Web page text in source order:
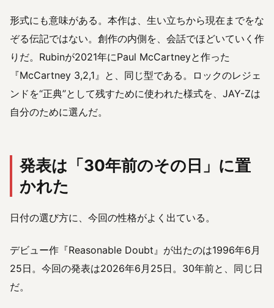
形式にも意味がある。本作は、生い立ちから現在までをな
ぞる伝記ではない。創作の内側を、会話でほどいていく作
りだ。Rubinが2021年にPaul McCartneyと作った
『McCartney 3,2,1』と、同じ型である。ロックのレジェ
ンドを“正典”として残すために使われた様式を、JAY-Zは
自分のために選んだ。
発表は「30年前のその日」に置
かれた
日付の選び方に、今回の性格がよく出ている。
デビュー作『Reasonable Doubt』が出たのは1996年6月
25日。今回の発表は2026年6月25日。30年前と、同じ日
だ。